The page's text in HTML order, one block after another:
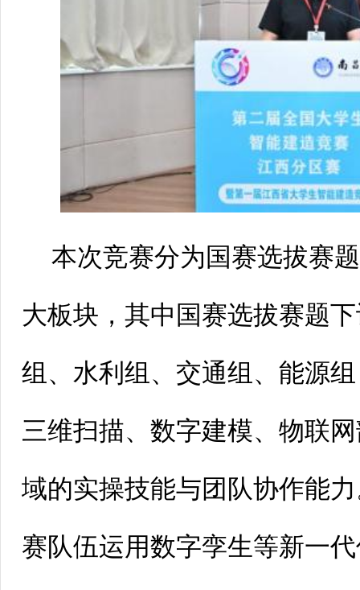
本次竞赛分为国赛选拔赛
大板块，其中国赛选拔赛题
组、水利组、交通组、能源
三维扫描、数字建模、物联
域的实操技能与团队协作能
赛队伍运用数字孪生等新一